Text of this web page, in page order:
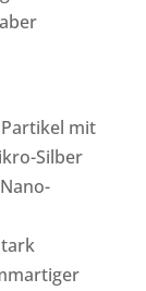
mit
Silber